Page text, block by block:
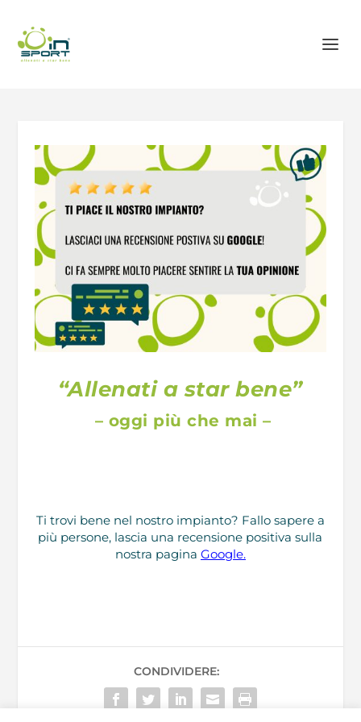
“Allenati a star bene”
– oggi più che mai –
Ti trovi bene nel nostro impianto? Fallo sapere a
più persone, lascia una recensione positiva sulla
nostra pagina Google.
CONDIVIDERE: